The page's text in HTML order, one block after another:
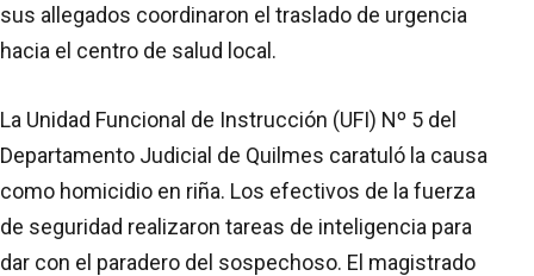
sus allegados coordinaron el traslado de urgencia
hacia el centro de salud local.
La Unidad Funcional de Instrucción (UFI) Nº 5 del
Departamento Judicial de Quilmes caratuló la causa
como homicidio en riña. Los efectivos de la fuerza
de seguridad realizaron tareas de inteligencia para
dar con el paradero del sospechoso. El magistrado